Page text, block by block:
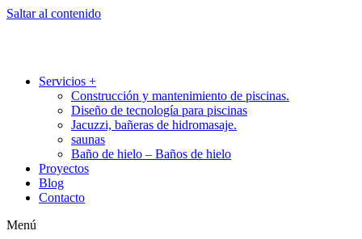
Saltar al contenido
Servicios +
Construcción y mantenimiento de piscinas.
Diseño de tecnología para piscinas
Jacuzzi, bañeras de hidromasaje.
saunas
Baño de hielo – Baños de hielo
Proyectos
Blog
Contacto
Menú